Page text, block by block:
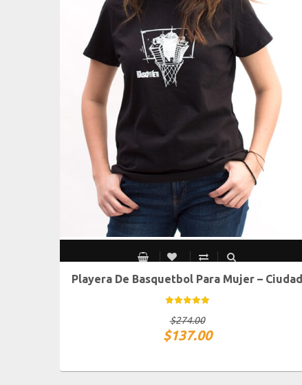
CH M G XG
Playera De Basquetbol Para Mujer – Ciudad
$274.00
$137.00